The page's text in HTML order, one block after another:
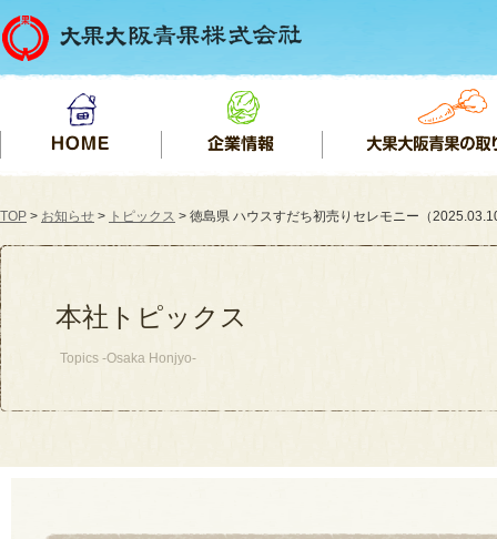
TOP > お知らせ > トピックス > 徳島県 ハウスすだち初売りセレモニー（
本社トピックス
Topics -Osaka Honjyo-